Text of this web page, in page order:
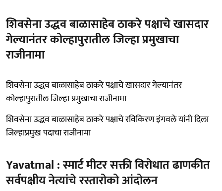
शिवसेना उद्धव बाळासाहेब ठाकरे पक्षाचे खासदार
गेल्यानंतर कोल्हापुरातील जिल्हा प्रमुखाचा
राजीनामा
शिवसेना उद्धव बाळासाहेब ठाकरे पक्षाचे खासदार गेल्यानंतर
कोल्हापुरातील जिल्हा प्रमुखाचा राजीनामा
शिवसेना उद्धव बाळासाहेब ठाकरे पक्षाचे रविकिरण इंगवले यांनी दिला
जिल्हाप्रमुख पदाचा राजीनामा
Yavatmal : स्मार्ट मीटर सक्ती विरोधात ढाणकीत
सर्वपक्षीय नेत्यांचे रस्तारोको आंदोलन